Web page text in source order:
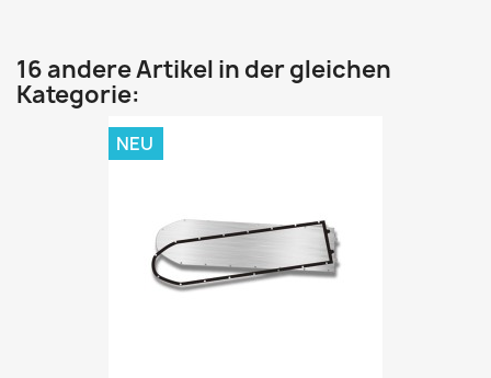
16 andere Artikel in der gleichen
Kategorie:
NEU